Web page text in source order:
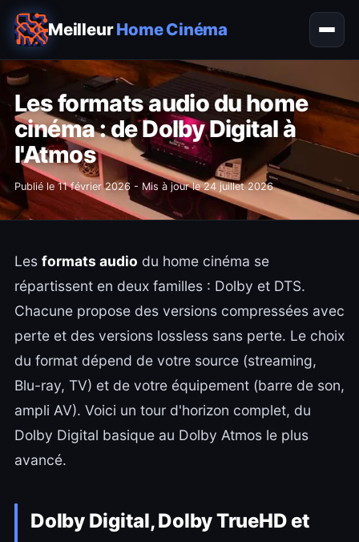
MeilleurHome Cinéma
Les formats audio du home
cinéma : de Dolby Digital à
l'Atmos
Publié le 11 février 2026 - Mis à jour le24 juillet 2026
Les formats audio du home cinéma se
répartissent en deux familles : Dolby et DTS.
Chacune propose des versions compressées avec
perte et des versions lossless sans perte. Le choix
du format dépend de votre source (streaming,
Blu-ray, TV) et de votre équipement (barre de son,
ampli AV). Voici un tour d'horizon complet, du
Dolby Digital basique au Dolby Atmos le plus
avancé.
Dolby Digital, Dolby TrueHD et